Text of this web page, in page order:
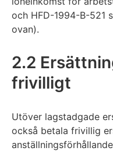
och HFD-1994-B-521
ovan).
2.2
frivilligt
Utöver lagstadgade
också betala frivillig